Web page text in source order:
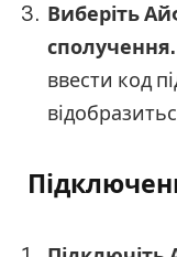
Виберіть
сполучення.
ввести код